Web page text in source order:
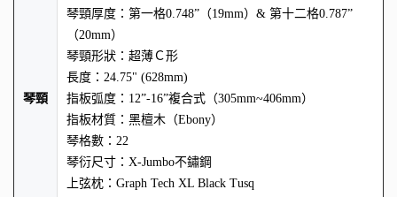
琴頸
琴頸厚度：第一格0.748”（19mm）& 第十二格0.787”
（20mm）
琴頸形狀：超薄Ｃ形
長度：24.75" (628mm)
指板弧度：12”-16”複合式（305mm~406mm）
指板材質：黑檀木（Ebony）
琴格數：22
琴衍尺寸：X-Jumbo不鏽鋼
上弦枕：Graph Tech XL Black Tusq